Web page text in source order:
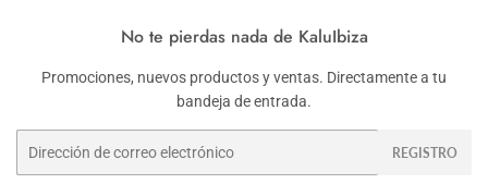
No te pierdas nada de KaluIbiza
Promociones, nuevos productos y ventas. Directamente a tu
bandeja de entrada.
Correo
REGISTRO